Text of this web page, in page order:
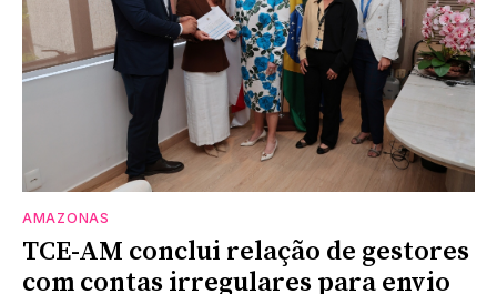
AMAZONAS
TCE-AM conclui relação de gestores
com contas irregulares para envio